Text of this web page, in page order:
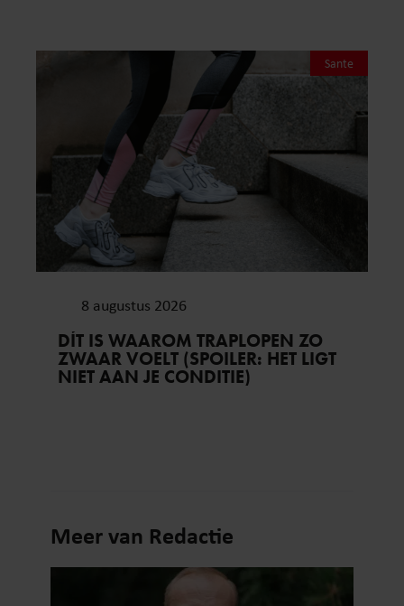
Sante
8 augustus 2026
DÍT IS WAAROM TRAPLOPEN ZO
ZWAAR VOELT (SPOILER: HET LIGT
NIET AAN JE CONDITIE)
Meer van Redactie